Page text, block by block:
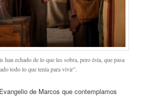
han echado de lo que les sobra, pero ésta, que pasa
todo lo que tenía para vivir”.
de Marcos que contemplamos